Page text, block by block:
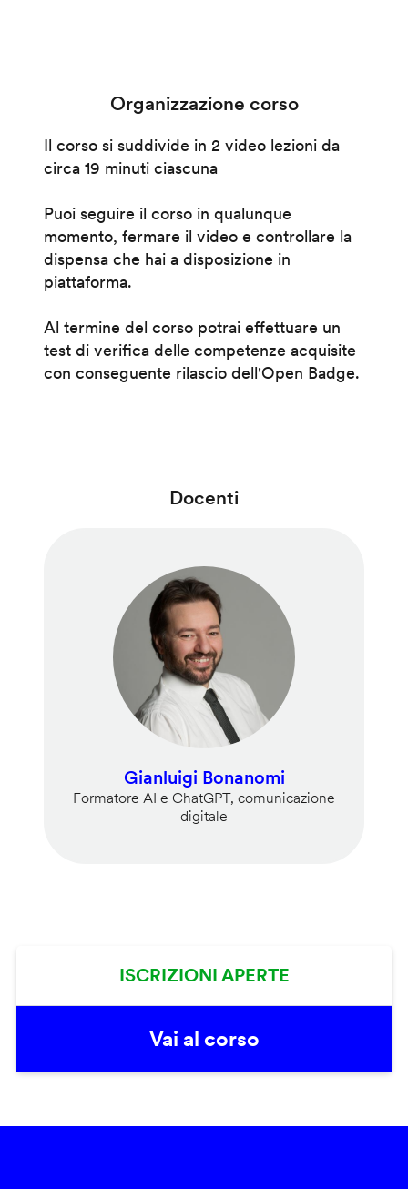
Organizzazione corso
Il corso si suddivide in 2 video lezioni da
circa 19 minuti ciascuna
Puoi seguire il corso in qualunque
momento, fermare il video e controllare la
dispensa che hai a disposizione in
piattaforma.
Al termine del corso potrai effettuare un
test di verifica delle competenze acquisite
con conseguente rilascio dell'Open Badge.
Docenti
Gianluigi Bonanomi
Formatore AI e ChatGPT, comunicazione
digitale
ISCRIZIONI APERTE
Vai al corso